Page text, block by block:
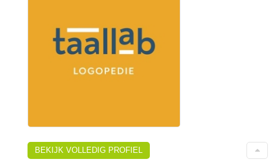
BEKIJK VOLLEDIG PROFIEL